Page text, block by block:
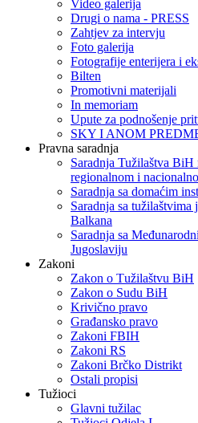
Video galerija
Drugi o nama - PRESS
Zahtjev za intervju
Foto galerija
Fotografije enterijera i
Bilten
Promotivni materijali
In memoriam
Upute za podnošenje
SKY I ANOM
Pravna saradnja
Saradnja Tužilaštva BiH
regionalnom i
Saradnja sa domaćim
Saradnja sa
Balkana
Saradnja sa
Jugoslaviju
Zakoni
Zakon o Тužilaštvu BiH
Zakon o Sudu BiH
Krivično pravo
Građansko pravo
Zakoni FBIH
Zakoni RS
Zakoni Brčko Distrikt
Ostali propisi
Tužioci
Glavni tužilac